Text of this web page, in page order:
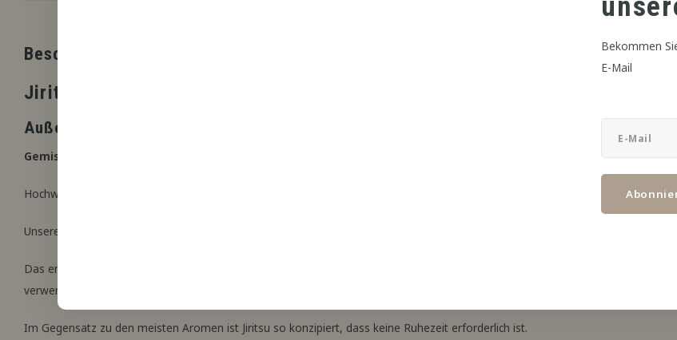
Bekommen
E-Mail
Beschreibung
Jiritsu
Außergewöhnlich schnell mischbares, handwerklich hergestelltes Aromakonzentrat
Gemischte Äpfel, sanft gewürzt, komplex und exotisch.
Hochwertiges, lebensmittelechtes Aroma, hergestellt in Zusammenarbeit mit zap! AISU.
Unsere maßgeschneiderte Formel ist sofort einsatzbereit, wenn Sie sie mit dem Basismaterial Ihrer Wahl mischen.
Das empfohlene Mischungsverhältnis beträgt 23 %. Das bedeutet, dass sich das Aroma durch die Zugabe von Basisliquid
verwendet werden kann.
Im Gegensatz zu den meisten Aromen ist Jiritsu so konzipiert, dass keine Ruhezeit erforderlich ist.